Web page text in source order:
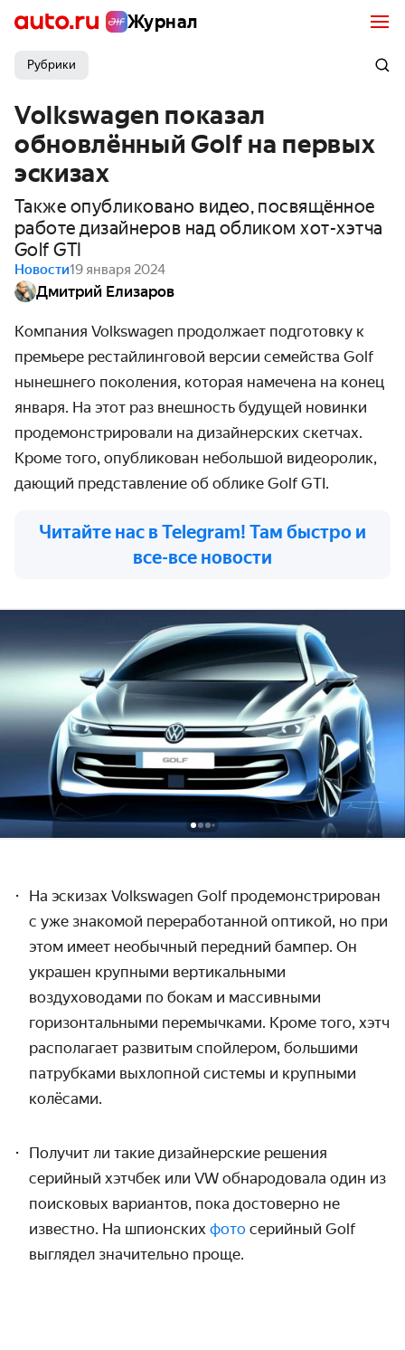
Журнал
Рубрики
Volkswagen показал
обновлённый Golf на первых
эскизах
Также опубликовано видео, посвящённое
работе дизайнеров над обликом хот-хэтча
Golf GTI
Новости19 января 2024
Дмитрий Елизаров
Компания Volkswagen продолжает подготовку к
премьере рестайлинговой версии семейства Golf
нынешнего поколения, которая намечена на конец
января. На этот раз внешность будущей новинки
продемонстрировали на дизайнерских скетчах.
Кроме того, опубликован небольшой видеоролик,
дающий представление об облике Golf GTI.
Читайте нас в Telegram! Там быстро и
все-все новости
На эскизах Volkswagen Golf продемонстрирован
с уже знакомой переработанной оптикой, но при
этом имеет необычный передний бампер. Он
украшен крупными вертикальными
воздуховодами по бокам и массивными
горизонтальными перемычками. Кроме того, хэтч
располагает развитым спойлером, большими
патрубками выхлопной системы и крупными
колёсами.
Получит ли такие дизайнерские решения
серийный хэтчбек или VW обнародовала один из
поисковых вариантов, пока достоверно не
известно. На шпионских фото серийный Golf
выглядел значительно проще.